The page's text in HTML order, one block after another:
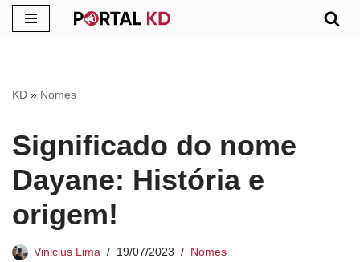
conteúdo
KD » Nomes
Significado do nome
Dayane: História e
origem!
Vinicius Lima 19/07/2023 Nomes